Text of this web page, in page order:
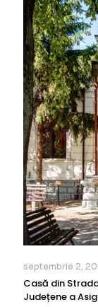
septembrie 2,
Casă din
Județene a